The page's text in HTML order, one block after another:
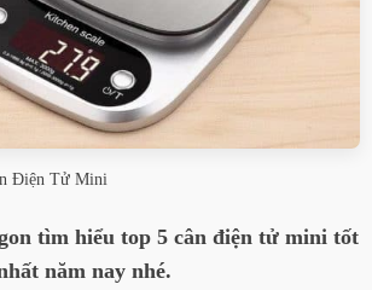
Điện Tử Mini
tìm hiểu top 5 cân điện tử mini tốt
năm nay nhé.